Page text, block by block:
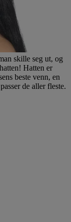
skille seg ut, og
Hatten er
beste venn, en
de aller fleste.